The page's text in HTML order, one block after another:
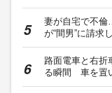
妻が自宅で不倫
が“間男”に請求
路面電車と右
る瞬間 車を置